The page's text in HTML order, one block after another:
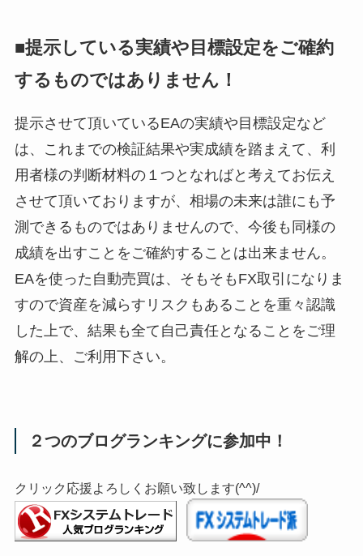
■提示している実績や目標設定をご確約
するものではありません！
提示させて頂いているEAの実績や目標設定など
は、これまでの検証結果や実成績を踏まえて、利
用者様の判断材料の１つとなればと考えてお伝え
させて頂いておりますが、相場の未来は誰にも予
測できるものではありませんので、今後も同様の
成績を出すことをご確約することは出来ません。
EAを使った自動売買は、そもそもFX取引になりま
すので資産を減らすリスクもあることを重々認識
した上で、結果も全て自己責任となることをご理
解の上、ご利用下さい。
２つのブログランキングに参加中！
クリック応援よろしくお願い致します(^^)/